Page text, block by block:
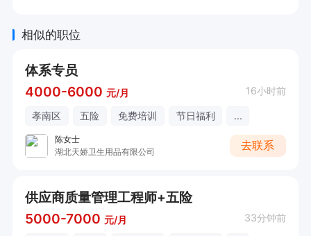
相似的职位
体系专员
4000-6000 元/月 16小时前
孝南区 五险 免费培训 节日福利 ...
陈女士
湖北天娇卫生用品有限公司
去联系
供应商质量管理工程师+五险
5000-7000 元/月 33分钟前